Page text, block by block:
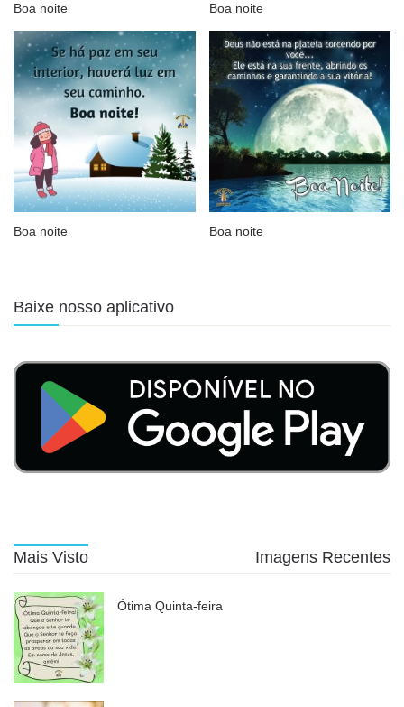
Boa noite Boa noite
Boa noite Boa noite
Baixe nosso aplicativo
Mais Visto Imagens Recentes
Ótima Quinta-feira